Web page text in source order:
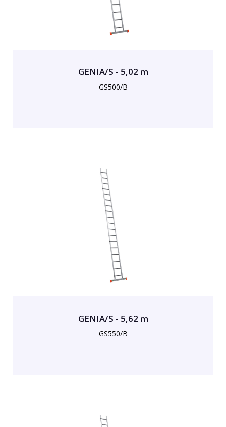
GENIA/S - 5,02 m
GS500/B
GENIA/S - 5,62 m
GS550/B